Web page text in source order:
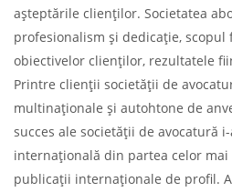
așteptările clienților. Societatea
profesionalism și dedicație,
obiectivelor clienților, rezultatele
Printre clienții societății de
multinaționale și autohtone de
succes ale societății de avocatură
internațională din partea celor
publicații internaționale de profil.